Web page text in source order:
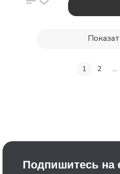
1 2 ...
Подпишитесь на